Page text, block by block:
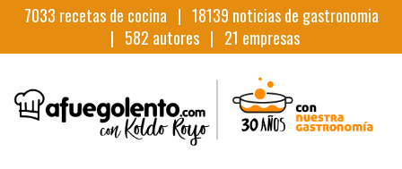
7033 recetas de cocina | 18139 noticias de gastronomia
| 582 autores | 21 empresas